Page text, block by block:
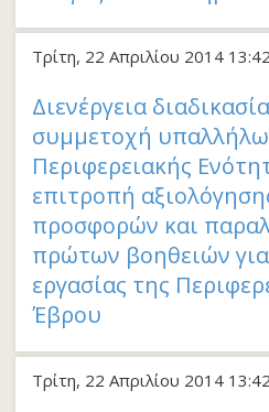
Τρίτη, 22 Απριλίου 2014 13:42
Διενέργεια
συμμετοχή
Περιφερειακής
επιτροπή
προσφορών και
πρώτων βοηθειών
εργασίας της
Έβρου
Τρίτη, 22 Απριλίου 2014 13:42